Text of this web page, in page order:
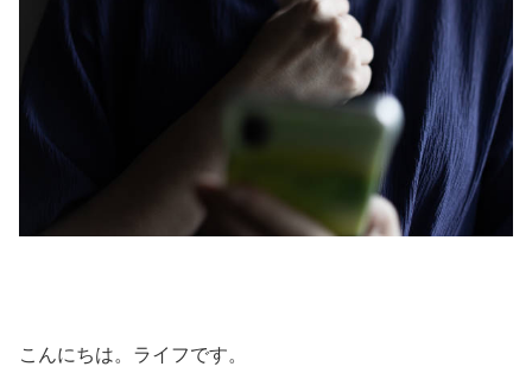
こんにちは。ライフです。